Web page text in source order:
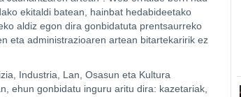
ekitaldi batean, hainbat hedabideetako
aldiz egon dira gonbidatuta prentsaurreko
eta administrazioaren artean bitartekaririk ez
Industria, Lan, Osasun eta Kultura
ehun gonbidatu inguru aritu dira: kazetariak,